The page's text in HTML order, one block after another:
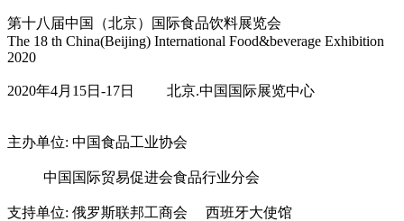
第十八届中国（北京）国际食品饮料展览会
The 18 th China(Beijing) International Food&beverage Exhibition
2020
2020年4月15日-17日 北京.中国国际展览中心
主办单位: 中国食品工业协会
中国国际贸易促进会食品行业分会
支持单位: 俄罗斯联邦工商会 西班牙大使馆